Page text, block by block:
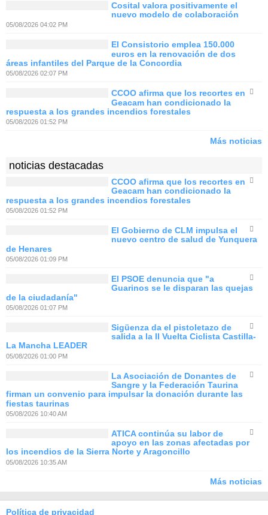
Cosital valora positivamente el
nuevo modelo de colaboración
05/08/2026 04:02 PM
El Consistorio emplea 150.000
euros en la renovación de dos
áreas infantiles del Parque de la Concordia
05/08/2026 02:07 PM
CCOO afirma que los recortes en
Geacam han condicionado la
respuesta a los grandes incendios forestales
05/08/2026 01:52 PM
Más noticias
noticias destacadas
CCOO afirma que los recortes en
Geacam han condicionado la
respuesta a los grandes incendios forestales
05/08/2026 01:52 PM
El Gobierno de CLM impulsa el
nuevo centro de salud de Yunquera
de Henares
05/08/2026 01:09 PM
El PSOE denuncia que "a
Guarinos se le disparan las quejas
de la ciudadanía"
05/08/2026 01:07 PM
Sigüenza da el pistoletazo de
salida a la II Vuelta Ciclista Castilla-
La Mancha LEADER
05/08/2026 01:00 PM
La Asociación de Donantes de
Sangre y la Federación Taurina
firman un convenio para impulsar la donación durante las
fiestas taurinas
05/08/2026 10:40 AM
ATICA continúa su labor de
apoyo en las zonas afectadas por
los incendios de la Sierra Norte y Aragoncillo
05/08/2026 10:35 AM
Más noticias
Política de privacidad